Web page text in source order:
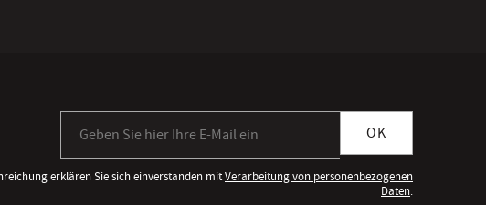
OK
erklären Sie sich einverstanden mitVerarbeitung von personenbezogenen
Daten.